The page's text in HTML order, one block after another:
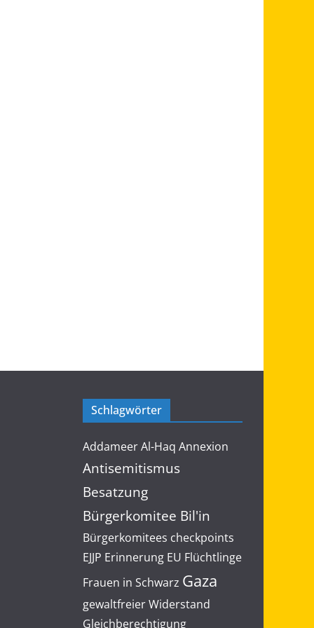
Schlagwörter
AddameerAl-Haq Annexion
Antisemitismus
Besatzung
Bürgerkomitee Bil'in
Bürgerkomitees checkpoints
EJJP Erinnerung EU Flüchtlinge
Frauen in Schwarz Gaza
gewaltfreier Widerstand
Gleichberechtigung